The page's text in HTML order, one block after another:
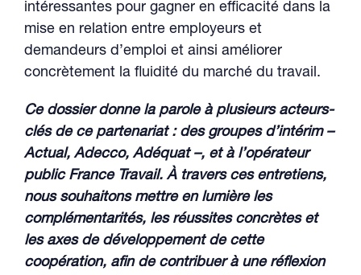
intéressantes pour gagner en efficacité dans la
mise en relation entre employeurs et
demandeurs d’emploi et ainsi améliorer
concrètement la fluidité du marché du travail.
Ce dossier donne la parole à plusieurs acteurs-
clés de ce partenariat : des groupes d’intérim –
Actual, Adecco, Adéquat –, et à l’opérateur
public France Travail. À travers ces entretiens,
nous souhaitons mettre en lumière les
complémentarités, les réussites concrètes et
les axes de développement de cette
coopération, afin de contribuer à une réflexion